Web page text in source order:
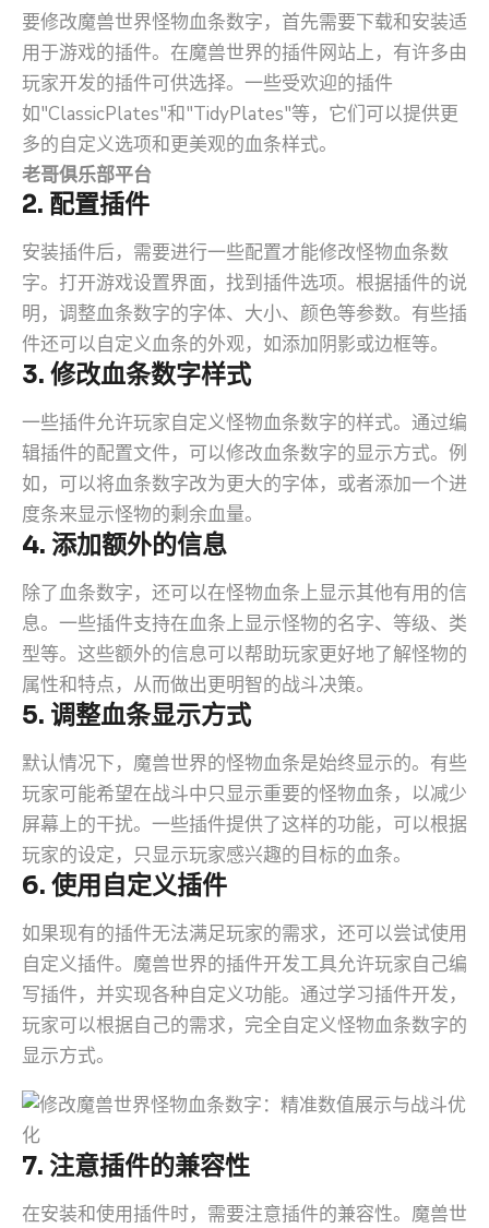
要修改魔兽世界怪物血条数字，首先需要下载和安装适
用于游戏的插件。在魔兽世界的插件网站上，有许多由
玩家开发的插件可供选择。一些受欢迎的插件
如"ClassicPlates"和"TidyPlates"等，它们可以提供更
多的自定义选项和更美观的血条样式。
老哥俱乐部平台
2. 配置插件
安装插件后，需要进行一些配置才能修改怪物血条数
字。打开游戏设置界面，找到插件选项。根据插件的说
明，调整血条数字的字体、大小、颜色等参数。有些插
件还可以自定义血条的外观，如添加阴影或边框等。
3. 修改血条数字样式
一些插件允许玩家自定义怪物血条数字的样式。通过编
辑插件的配置文件，可以修改血条数字的显示方式。例
如，可以将血条数字改为更大的字体，或者添加一个进
度条来显示怪物的剩余血量。
4. 添加额外的信息
除了血条数字，还可以在怪物血条上显示其他有用的信
息。一些插件支持在血条上显示怪物的名字、等级、类
型等。这些额外的信息可以帮助玩家更好地了解怪物的
属性和特点，从而做出更明智的战斗决策。
5. 调整血条显示方式
默认情况下，魔兽世界的怪物血条是始终显示的。有些
玩家可能希望在战斗中只显示重要的怪物血条，以减少
屏幕上的干扰。一些插件提供了这样的功能，可以根据
玩家的设定，只显示玩家感兴趣的目标的血条。
6. 使用自定义插件
如果现有的插件无法满足玩家的需求，还可以尝试使用
自定义插件。魔兽世界的插件开发工具允许玩家自己编
写插件，并实现各种自定义功能。通过学习插件开发，
玩家可以根据自己的需求，完全自定义怪物血条数字的
显示方式。
7. 注意插件的兼容性
在安装和使用插件时，需要注意插件的兼容性。魔兽世